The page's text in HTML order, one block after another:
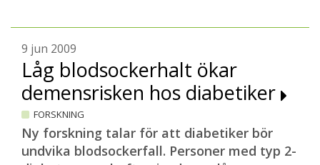
9 jun 2009
Låg blodsockerhalt ökar
demensrisken hos diabetiker
FORSKNING
Ny forskning talar för att diabetiker bör
undvika blodsockerfall. Personer med typ 2-